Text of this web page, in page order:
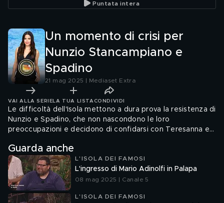
Puntata intera
Un momento di crisi per
Nunzio Stancampiano e
Spadino
21 mag 2025 | Mediaset Extra
VAI ALLA SERIE LA TUA LISTA CONDIVIDI
Le difficoltà dell'Isola mettono a dura prova la resistenza di
Nunzio e Spadino, che non nascondono le loro
preoccupazioni e decidono di confidarsi con Teresanna e
Guarda anche
L'ISOLA DEI FAMOSI
L'ingresso di Mario Adinolfi in Palapa
08 mag 2025 | Canale 5
L'ISOLA DEI FAMOSI